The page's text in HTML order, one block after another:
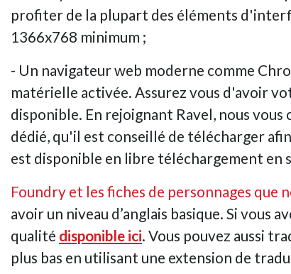
profiter de la plupart des éléments
1366x768 minimum ;
- Un navigateur web moderne comme
matérielle activée. Assurez vous d'avoir
disponible. En rejoignant Ravel, nous
dédié, qu'il est conseillé de télécharger
est disponible en libre téléchargement en
Foundry et les fiches de personnages que
avoir un niveau d’anglais basique. Si vous
qualité disponible ici. Vous pouvez aussi
plus bas en utilisant une extension de